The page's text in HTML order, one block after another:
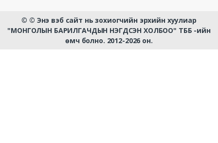
© © Энэ вэб сайт нь зохиогчийн эрхийн хуулиар
"МОНГОЛЫН БАРИЛГАЧДЫН НЭГДСЭН ХОЛБОО" ТББ -ийн
өмч болно. 2012-2026 он.